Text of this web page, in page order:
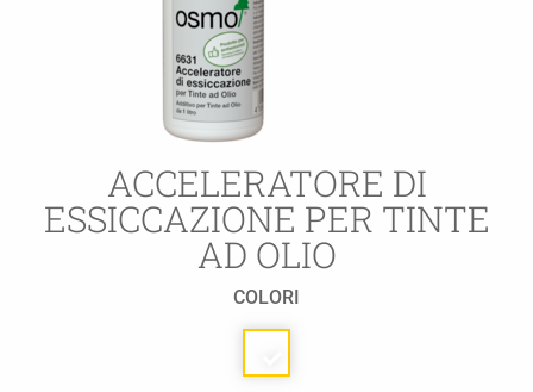
ACCELERATORE DI
ESSICCAZIONE PER TINTE
AD OLIO
COLORI